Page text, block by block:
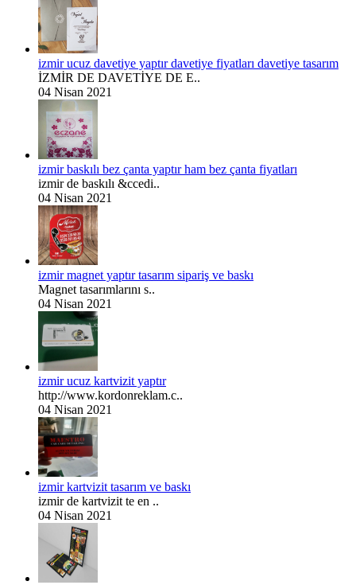
izmir ucuz davetiye yaptır davetiye fiyatları davetiye tasarım
İZMİR DE DAVETİYE DE E..
04 Nisan 2021
izmir baskılı bez çanta yaptır ham bez çanta fiyatları
izmir de baskılı &ccedi..
04 Nisan 2021
izmir magnet yaptır tasarım sipariş ve baskı
Magnet tasarımlarını s..
04 Nisan 2021
izmir ucuz kartvizit yaptır
http://www.kordonreklam.c..
04 Nisan 2021
izmir kartvizit tasarım ve baskı
izmir de kartvizit te en ..
04 Nisan 2021